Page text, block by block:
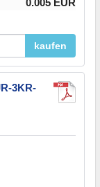
kaufen
3KR-